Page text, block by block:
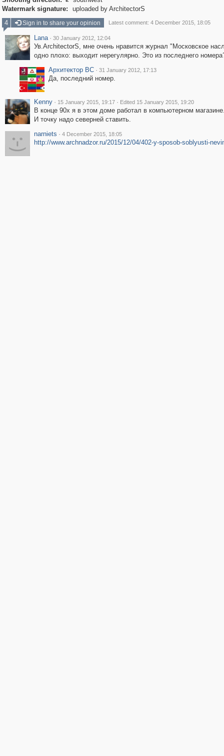
Watermark signature:
uploaded by ArchitectorS
4
Sign in to share your opinion Latest comment: 4 December 2015, 18:05
Lana · 30 January 2012, 12:04
Ув.ArchitectorS, мне очень нравится журнал "Московское
одно плохо: выходит нерегулярно. Это из последнего
Архитектор ВС · 31 January 2012, 17:13
Да, последний номер.
Kenny · 15 January 2015, 19:17 · Edited 15 January 2015, 19:20
В конце 90х я в этом доме работал в компьютерном
И точку надо северней ставить.
narniets · 4 December 2015, 18:05
http://www.archnadzor.ru/2015/12/04/402-y-sposob-soblyusti-